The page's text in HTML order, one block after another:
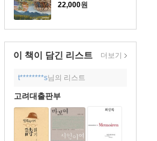
22,000원
이 책이 담긴 리스트 더보기
t********s님의 리스트
고려대출판부